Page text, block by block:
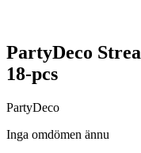
PartyDeco
18-pcs
PartyDeco
Inga omdömen ännu